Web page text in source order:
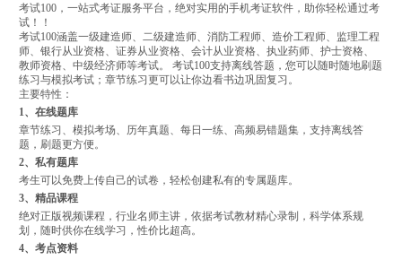
考试100，一站式考证服务平台，绝对实用的手机考证软件，助你轻松通过考
试！！
考试100涵盖一级建造师、二级建造师、消防工程师、造价工程师、监理工程
师、银行从业资格、证券从业资格、会计从业资格、执业药师、护士资格、
教师资格、中级经济师等考试。 考试100支持离线答题，您可以随时随地刷题
练习与模拟考试；章节练习更可以让你边看书边巩固复习。
主要特性：
1、在线题库
章节练习、模拟考场、历年真题、每日一练、高频易错题集，支持离线答
题，刷题更方便。
2、私有题库
考生可以免费上传自己的试卷，轻松创建私有的专属题库。
3、精品课程
绝对正版视频课程，行业名师主讲，依据考试教材精心录制，科学体系规
划，随时供你在线学习，性价比超高。
4、考点资料